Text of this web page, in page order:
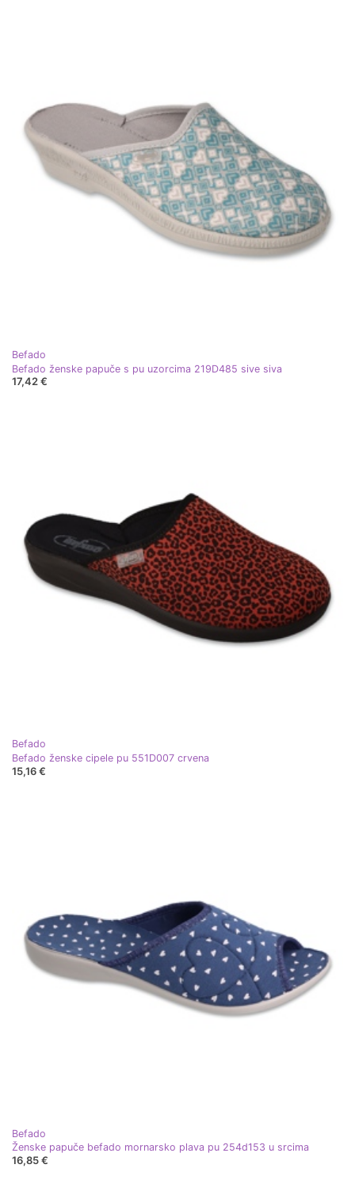
Befado
Befado ženske papuče s pu uzorcima 219D485 sive siva
17,42 €
Befado
Befado ženske cipele pu 551D007 crvena
15,16 €
Befado
Ženske papuče befado mornarsko plava pu 254d153 u srcima
16,85 €